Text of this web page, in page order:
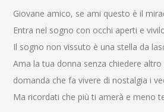
Giovane amico, se ami questo è il
Entra nel sogno con occhi aperti e
Il sogno non vissuto è una stella da
Ama la tua donna senza chiedere altro
domanda che fa vivere di nostalgia i
Ma ricordati che più ti amerà e meno